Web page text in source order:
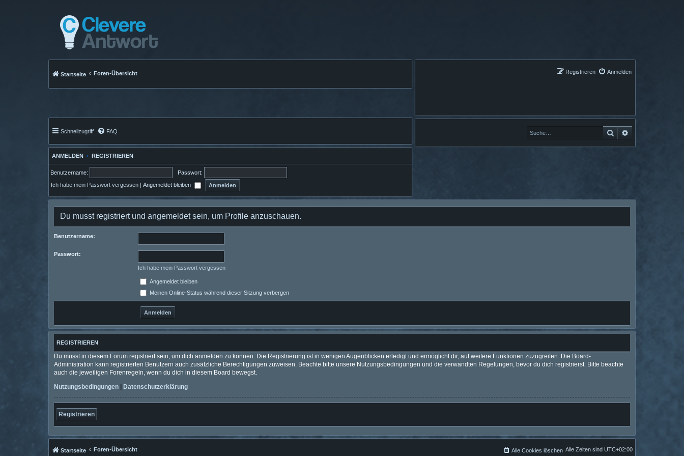
Anmelden
Registrieren
Suche
Startseite Foren-Übersicht
Schnellzugriff FAQ
ANMELDEN • REGISTRIEREN
Benutzername: Passwort:
Ich habe mein Passwort vergessen Angemeldet bleiben
Du musst registriert und angemeldet sein, um Profile anzuschauen.
Benutzername:
Passwort:
Ich habe mein Passwort vergessen
Angemeldet bleiben
Meinen Online-Status während dieser Sitzung verbergen
REGISTRIEREN
Du musst in diesem Forum registriert sein, um dich anmelden zu können. Die Registrierung ist in wenigen Augenblicken erledigt und ermöglicht dir, auf weitere Funktionen zuzugreifen. Die Board-
Administration kann registrierten Benutzern auch zusätzliche Berechtigungen zuweisen. Beachte bitte unsere Nutzungsbedingungen und die verwandten Regelungen, bevor du dich registrierst. Bitte beachte
auch die jeweiligen Forenregeln, wenn du dich in diesem Board bewegst.
Nutzungsbedingungen
Datenschutzerklärung
Registrieren
Startseite Foren-Übersicht Alle Zeiten sind UTC+02:00
Alle Cookies löschen